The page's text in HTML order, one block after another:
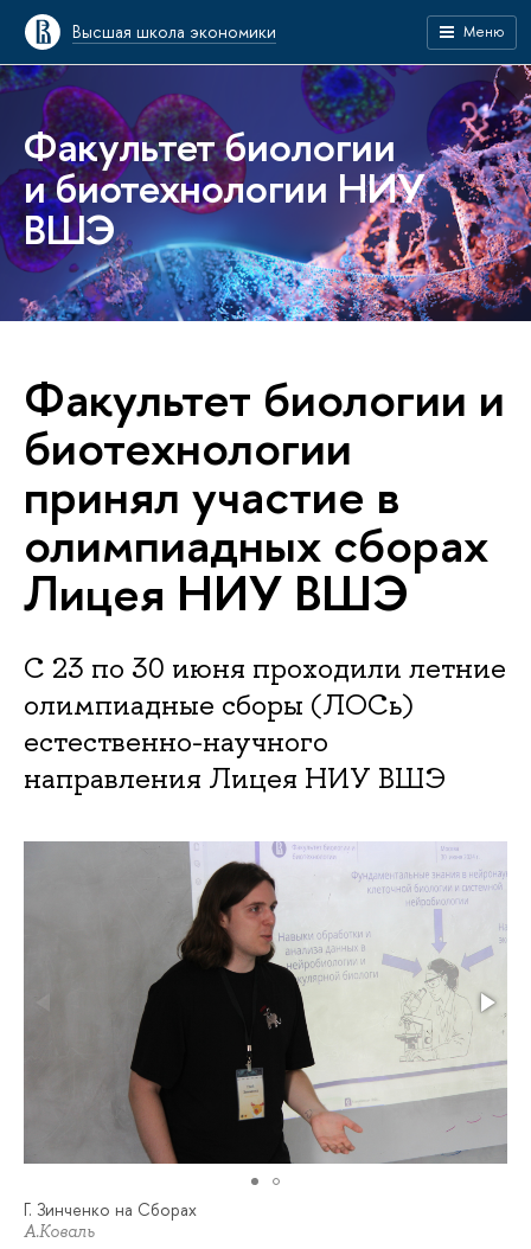
Высшая школа экономики Меню
Факультет биологии
и биотехнологии НИУ
ВШЭ
Факультет биологии и
биотехнологии
принял участие в
олимпиадных сборах
Лицея НИУ ВШЭ
С 23 по 30 июня проходили летние
олимпиадные сборы (ЛОСь)
естественно-научного
направления Лицея НИУ ВШЭ
Г. Зинченко на Сборах
А.Коваль